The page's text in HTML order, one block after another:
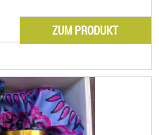
ZUM PRODUKT